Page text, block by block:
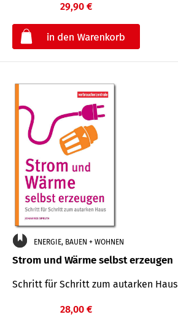
29,90 €
ENERGIE, BAUEN + WOHNEN
Strom und Wärme selbst erzeugen
Schritt für Schritt zum autarken Haus
28,00 €